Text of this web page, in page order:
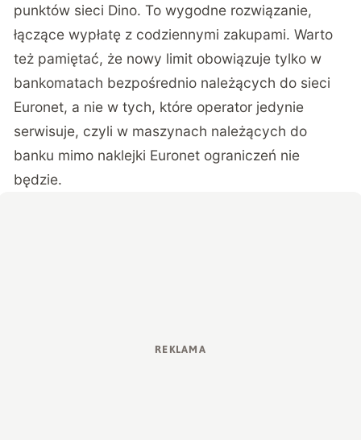
punktów sieci Dino. To wygodne rozwiązanie,
łączące wypłatę z codziennymi zakupami. Warto
też pamiętać, że nowy limit obowiązuje tylko w
bankomatach bezpośrednio należących do sieci
Euronet, a nie w tych, które operator jedynie
serwisuje, czyli w maszynach należących do
banku mimo naklejki Euronet ograniczeń nie
będzie.